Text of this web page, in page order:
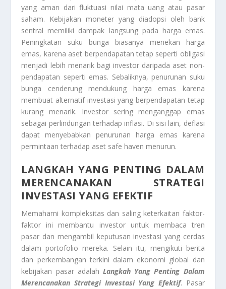
yang aman dari fluktuasi nilai mata uang atau pasar
saham. Kebijakan moneter yang diadopsi oleh bank
sentral memiliki dampak langsung pada harga emas.
Peningkatan suku bunga biasanya menekan harga
emas, karena aset berpendapatan tetap seperti obligasi
menjadi lebih menarik bagi investor daripada aset non-
pendapatan seperti emas. Sebaliknya, penurunan suku
bunga cenderung mendukung harga emas karena
membuat alternatif investasi yang berpendapatan tetap
kurang menarik. Investor sering menganggap emas
sebagai perlindungan terhadap inflasi. Di sisi lain, deflasi
dapat menyebabkan penurunan harga emas karena
permintaan terhadap aset safe haven menurun.
LANGKAH YANG PENTING DALAM
MERENCANAKAN STRATEGI
INVESTASI YANG EFEKTIF
Memahami kompleksitas dan saling keterkaitan faktor-
faktor ini membantu investor untuk membaca tren
pasar dan mengambil keputusan investasi yang cerdas
dalam portofolio mereka. Selain itu, mengikuti berita
dan perkembangan terkini dalam ekonomi global dan
kebijakan pasar adalah Langkah Yang Penting Dalam
Merencanakan Strategi Investasi Yang Efektif. Pasar